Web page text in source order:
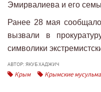
Эмирвалиева и его
Ранее 28 мая
вызвали в
символики
АВТОР: ЯКУБ ХАДЖИЧ
Крым Крымские